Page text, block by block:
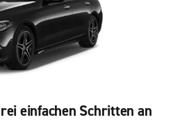
einfachen Schritten an